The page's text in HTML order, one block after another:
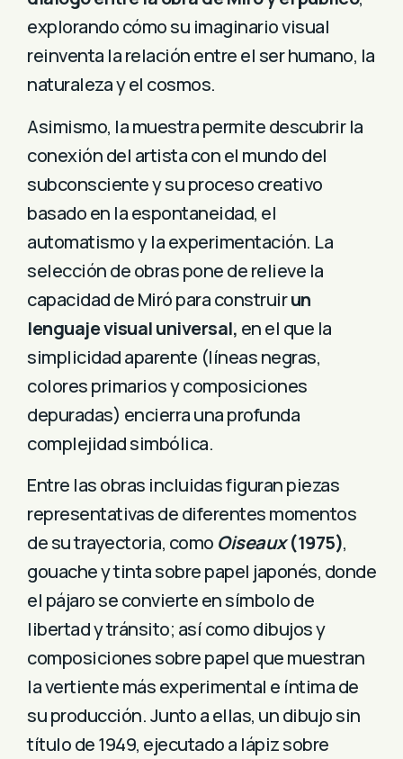
explorando cómo su imaginario visual
reinventa la relación entre el ser humano, la
naturaleza y el cosmos.
Asimismo, la muestra permite descubrir la
conexión del artista con el mundo del
subconsciente y su proceso creativo
basado en la espontaneidad, el
automatismo y la experimentación. La
selección de obras pone de relieve la
capacidad de Miró para construirun
lenguaje visual universal, en el que la
simplicidad aparente (líneas negras,
colores primarios y composiciones
depuradas) encierra una profunda
complejidad simbólica.
Entre las obras incluidas figuran piezas
representativas de diferentes momentos
de su trayectoria, como Oiseaux(1975),
gouache y tinta sobre papel japonés, donde
el pájaro se convierte en símbolo de
libertad y tránsito; así como dibujos y
composiciones sobre papel que muestran
la vertiente más experimental e íntima de
su producción. Junto a ellas, un dibujo sin
título de 1949, ejecutado a lápiz sobre